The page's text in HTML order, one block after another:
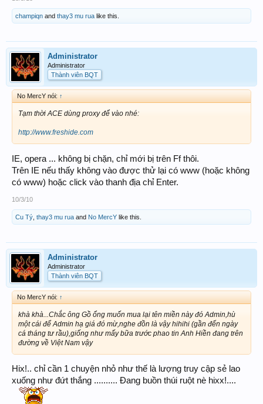
champiqn and thay3 mu rua like this.
Administrator
Administrator
Thành viên BQT
No MercY nói: ↑
Tạm thời ACE dùng proxy để vào nhé:
http://www.freshide.com
IE, opera ... không bị chặn, chỉ mới bị trên Ff thôi.
Trên IE nếu thấy không vào được thử lại có www (hoặc không
có www) hoặc click vào thanh địa chỉ Enter.
10/3/10
Cu Tý thay3 mu rua and No MercY like this.
Administrator
Administrator
Thành viên BQT
No MercY nói: ↑
khà khà...Chắc ông Gồ ổng muốn mua lại tên miền này đó Admin,hù
một cái để Admin hạ giá đó mừ,nghe đồn là vậy hihihi (gần đến ngày
cá tháng tư rầu),giống như mấy bữa trước phao tin Anh Hiền đang trên
đường về Việt Nam vậy
Hix!.. chỉ cần 1 chuyện nhỏ như thế là lượng truy cập sẻ lao
xuống như đứt thắng .......... Đang buồn thúi ruột nè hixx!....